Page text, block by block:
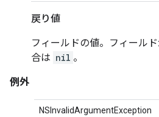
戻り値
フィールドの値。フィール
合は nil 。
例外
NSInvalidArgumentException